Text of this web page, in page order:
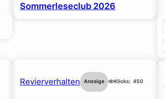
Sommerleseclub 2026
Revierverhalten Anzeige Klicks: 450